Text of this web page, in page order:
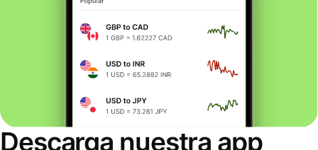
Descarga nuestra app